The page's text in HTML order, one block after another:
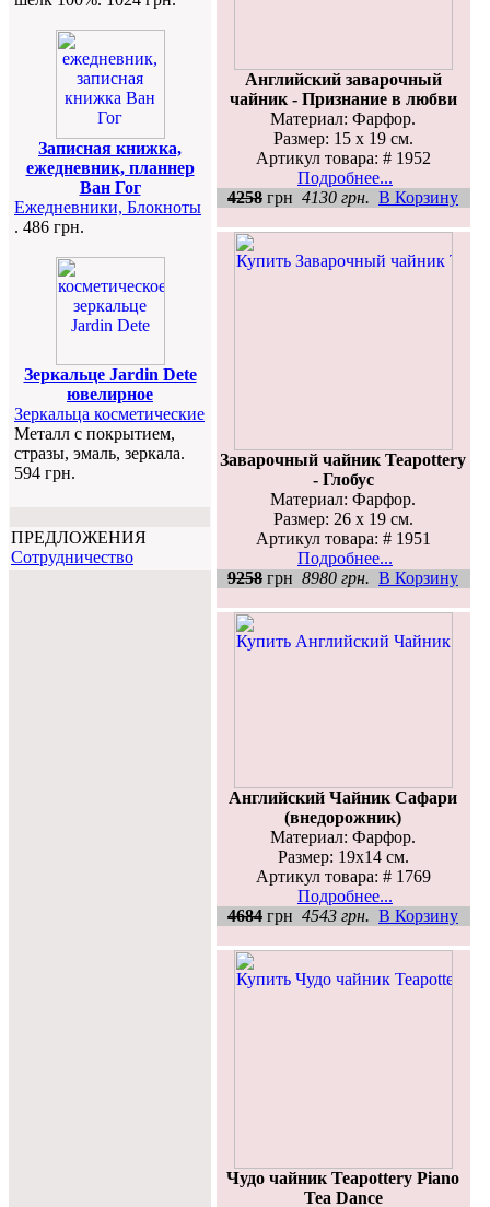
Записная книжка,
ежедневник, планнер
Ван Гог
Ежедневники, Блокноты
. 486 грн.
Зеркальце Jardin Dete
ювелирное
Зеркальца косметические
Металл с покрытием,
стразы, эмаль, зеркала.
594 грн.
ПРЕДЛОЖЕНИЯ
Cотрудничество
Английский заварочный
чайник - Признание в любви
Материал: Фарфор.
Размер: 15 х 19 см.
Артикул товара: # 1952
Подробнее...
4258 грн 4130 грн. В Корзину
Заварочный чайник Teapottery
- Глобус
Материал: Фарфор.
Размер: 26 х 19 см.
Артикул товара: # 1951
Подробнее...
9258 грн 8980 грн. В Корзину
Английский Чайник Сафари
(внедорожник)
Материал: Фарфор.
Размер: 19х14 см.
Артикул товара: # 1769
Подробнее...
4684 грн 4543 грн. В Корзину
Чудо чайник Teapottery Piano
Tea Dance